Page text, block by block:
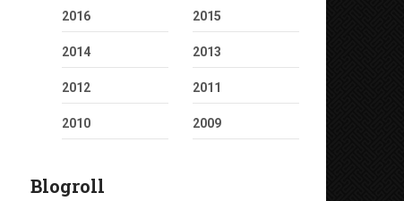
2016 2015
2014 2013
2012 2011
2010 2009
Blogroll